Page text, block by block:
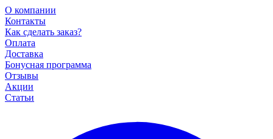
О компании
Контакты
Как сделать заказ?
Оплата
Доставка
Бонусная программа
Отзывы
Акции
Статьи